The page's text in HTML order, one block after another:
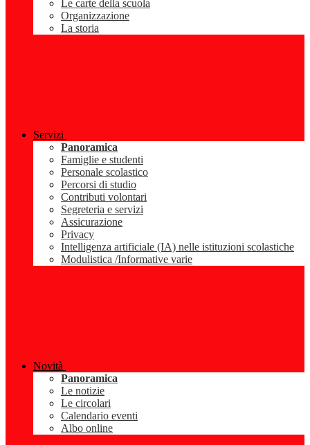
Le carte della scuola
Organizzazione
La storia
Servizi
Panoramica
Famiglie e studenti
Personale scolastico
Percorsi di studio
Contributi volontari
Segreteria e servizi
Assicurazione
Privacy
Intelligenza artificiale (IA) nelle istituzioni scolastiche
Modulistica /Informative varie
Novità
Panoramica
Le notizie
Le circolari
Calendario eventi
Albo online